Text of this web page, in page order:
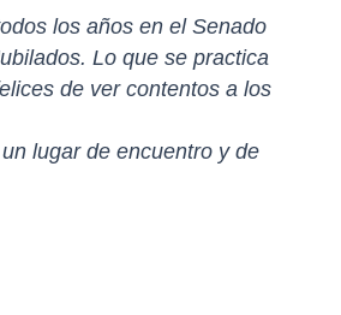
los años en el Senado
Lo que se practica
de ver contentos a los
lugar de encuentro y de